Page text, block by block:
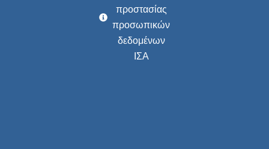
προστασίας
προσωπικών
δεδομένων
ΙΣΑ